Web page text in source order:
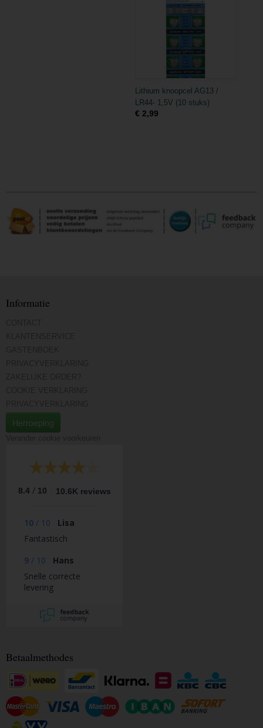
Lithium knoopcel AG13 /
LR44- 1,5V (10 stuks)
€ 2,99
Informatie
Herroeping
8.4 / 10 10.6K reviews
10 / 10
Lisa
Fantastisch
9 / 10
Hans
Snelle correcte
levering
Betaalmethodes